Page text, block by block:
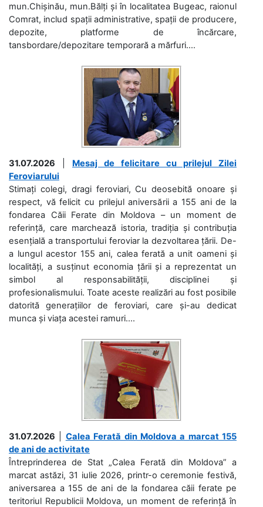
mun.Chișinău, mun.Bălți și în localitatea Bugeac, raionul
Comrat, includ spații administrative, spații de producere,
depozite, platforme de încărcare,
tansbordare/depozitare temporară a mărfuri....
31.07.2026
Mesaj de felicitare cu prilejul Zilei
Feroviarului
Stimați colegi, dragi feroviari, Cu deosebită onoare și
respect, vă felicit cu prilejul aniversării a 155 ani de la
fondarea Căii Ferate din Moldova – un moment de
referință, care marchează istoria, tradiția și contribuția
esențială a transportului feroviar la dezvoltarea țării. De-
a lungul acestor 155 ani, calea ferată a unit oameni și
localități, a susținut economia țării și a reprezentat un
simbol al responsabilității, disciplinei și
profesionalismului. Toate aceste realizări au fost posibile
datorită generațiilor de feroviari, care și-au dedicat
munca și viața acestei ramuri....
31.07.2026
Calea Ferată din Moldova a marcat 155
de ani de activitate
Întreprinderea de Stat „Calea Ferată din Moldova” a
marcat astăzi, 31 iulie 2026, printr-o ceremonie festivă,
aniversarea a 155 de ani de la fondarea căii ferate pe
teritoriul Republicii Moldova, un moment de referință în